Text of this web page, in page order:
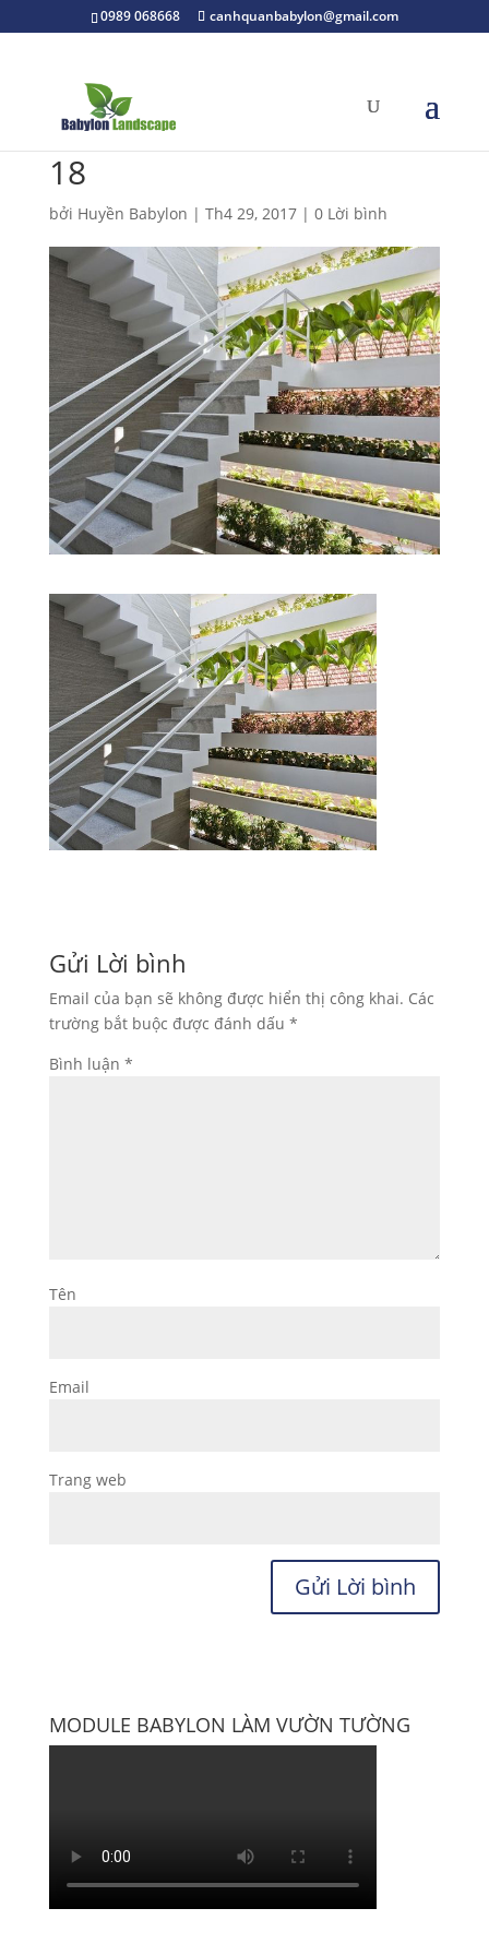
0989 068668 canhquanbabylon@gmail.com
18
bởi Huyền Babylon | Th4 29, 2017| 0 Lời bình
Gửi Lời bình
Email của bạn sẽ không được hiển thị công khai. Các
trường bắt buộc được đánh dấu *
Bình luận *
Tên
Email
Trang web
MODULE BABYLON LÀM VƯỜN TƯỜNG